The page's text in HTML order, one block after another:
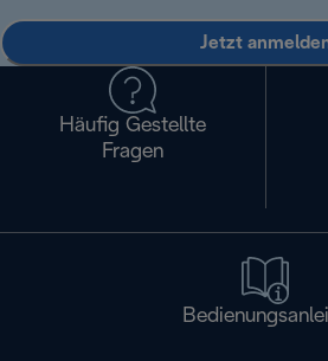
Jetzt
Häufig Gestellte
Fragen